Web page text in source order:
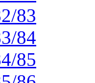
83
84
85